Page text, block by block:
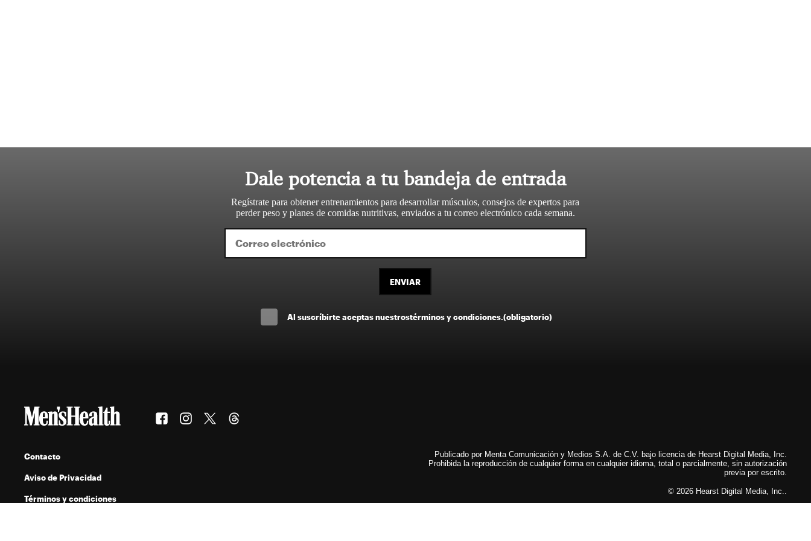
Dale potencia a tu bandeja de entrada
Regístrate para obtener entrenamientos para desarrollar músculos, consejos de expertos para
perder peso y planes de comidas nutritivas, enviados a tu correo electrónico cada semana.
ENVIAR
Al suscríbirte aceptas nuestrostérminos y condiciones.(obligatorio)
Contacto
Aviso de Privacidad
Términos y condiciones
Publicado por Menta Comunicación y Medios S.A. de C.V. bajo licencia de Hearst Digital Media, Inc.
Prohibida la reproducción de cualquier forma en cualquier idioma, total o parcialmente, sin autorización
previa por escrito.
© 2026 Hearst Digital Media, Inc..